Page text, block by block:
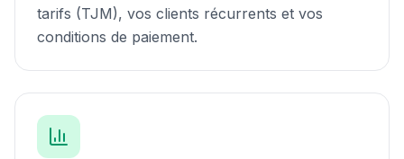
tarifs (TJM), vos clients récurrents et vos
conditions de paiement.